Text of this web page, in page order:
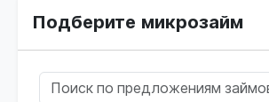
Подберите микрозайм